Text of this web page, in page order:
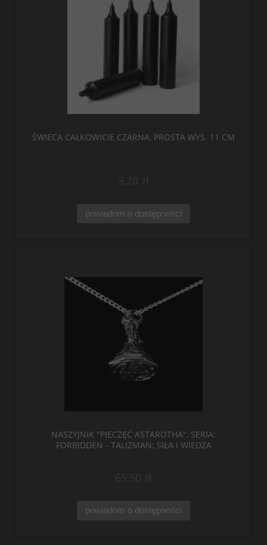
ŚWIECA CAŁKOWICIE CZARNA, PROSTA WYS. 11 CM
powiadom o dostępności
NASZYJNIK "PIECZĘĆ ASTAROTHA", SERIA:
FORBIDDEN - TALIZMAN: SIŁA I WIEDZA
powiadom o dostępności